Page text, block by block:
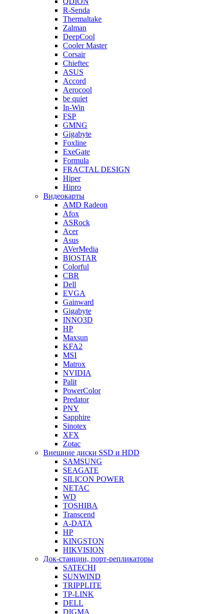
R-Senda
Thermaltake
Zalman
DeepCool
Cooler Master
Corsair
Chieftec
ASUS
Accord
Aerocool
be quiet
In-Win
FSP
GMNG
Gigabyte
Foxline
ExeGate
Formula
FRACTAL DESIGN
Hiper
Hipro
Видеокарты
AMD Radeon
Afox
ASRock
Acer
Asus
AVerMedia
BIOSTAR
Colorful
CBR
Dell
EVGA
Gainward
Gigabyte
INNO3D
HP
Maxsun
KFA2
MSI
Matrox
NVIDIA
Palit
PowerColor
Predator
PNY
Sapphire
Sinotex
XFX
Zotac
Внешние диски SSD и HDD
SAMSUNG
SEAGATE
SILICON POWER
NETAC
WD
TOSHIBA
Transcend
A-DATA
HP
KINGSTON
HIKVISION
Док-станции, порт-репликаторы
SATECHI
SUNWIND
TRIPPLITE
TP-LINK
DELL
DIGMA